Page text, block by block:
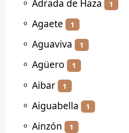
⚬ Adrada de Haza 1
⚬ Agaete 1
⚬ Aguaviva 1
⚬ Agüero 1
⚬ Aibar 1
⚬ Aiguabella 1
⚬ Ainzón 1